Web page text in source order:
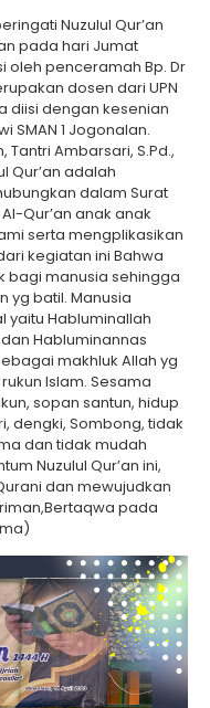
Nuzulul Qur’an
pada hari Jumat
oleh penceramah Bp. Dr
dosen dari UPN
diisi dengan kesenian
SMAN 1 Jogonalan.
Ambarsari, S.Pd.,
Qur’an adalah
dalam Surat
Qur’an anak anak
serta mengplikasikan
kegiatan ini Bahwa
bagi manusia sehingga
yg batil. Manusia
yaitu Habluminallah
Habluminannas
makhluk Allah yg
Islam. Sesama
sopan santun, hidup
dengki, Sombong, tidak
dan tidak mudah
Nuzulul Qur’an ini,
dan mewujudkan
pada